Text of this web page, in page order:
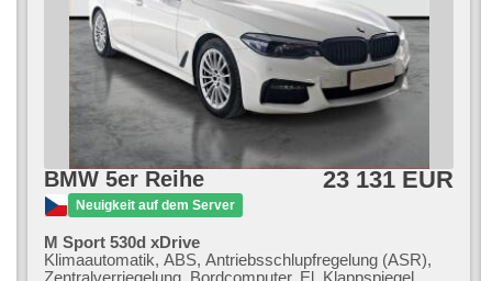
BMW 5er Reihe
Neuigkeit auf dem Server
23 131 EUR
M Sport 530d xDrive
Klimaautomatik, ABS, Antriebsschlupfregelung (ASR),
Zentralverriegelung, Bordcomputer, El. Klappspiegel,